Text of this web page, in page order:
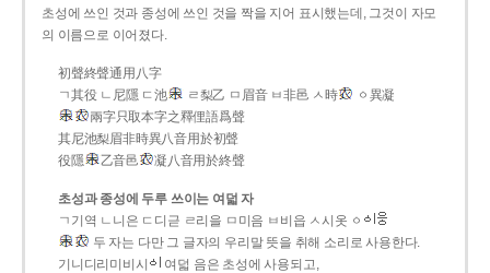
초성에 쓰인 것과 종성에 쓰인 것을 짝을 지어 표시했는데, 그것이 자모
의 이름으로 이어졌다.
初聲終聲通用八字
ㄱ其役 ㄴ尼隱 ㄷ池
ㄹ梨乙 ㅁ眉音 ㅂ非邑 ㅅ時
ㆁ異凝
兩字只取本字之釋俚語爲聲
其尼池梨眉非時異八音用於初聲
役隱
乙音邑 凝八音用於終聲
초성과 종성에 두루 쓰이는 여덟 자
ㄱ기역 ㄴ니은 ㄷ디귿 ㄹ리을 ㅁ미음 ㅂ비읍 ㅅ시옷 ㆁ
두 자는 다만 그 글자의 우리말 뜻을 취해 소리로 사용한다.
기니디리미비시
여덟 음은 초성에 사용되고,